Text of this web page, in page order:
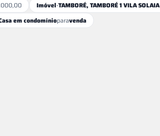
Imóvel-TAMBORÉ, TAMBORÉ 1 VILA SOLAIA
em condomínioparavenda